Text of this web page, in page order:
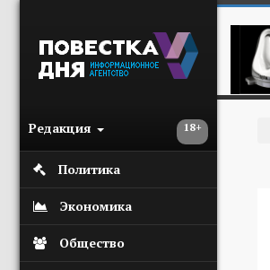
18+
Редакция
Политика
Экономика
Общество